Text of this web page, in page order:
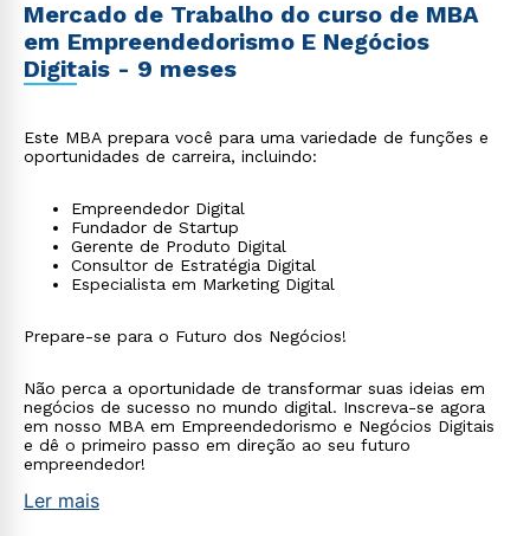
Mercado de Trabalho do curso de MBA
em Empreendedorismo E Negócios
Digitais - 9 meses
Este MBA prepara você para uma variedade de funções e
oportunidades de carreira, incluindo:
Empreendedor Digital
Fundador de Startup
Gerente de Produto Digital
Consultor de Estratégia Digital
Especialista em Marketing Digital
Prepare-se para o Futuro dos Negócios!
Não perca a oportunidade de transformar suas ideias em
negócios de sucesso no mundo digital. Inscreva-se agora
em nosso MBA em Empreendedorismo e Negócios Digitais
e dê o primeiro passo em direção ao seu futuro
empreendedor!
Ler mais